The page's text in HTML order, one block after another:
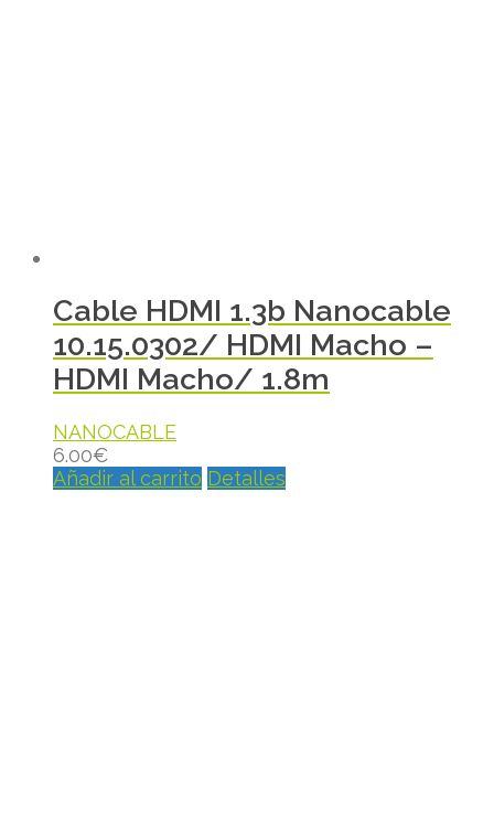
Cable HDMI 1.3b Nanocable
10.15.0302/ HDMI Macho –
HDMI Macho/ 1.8m
NANOCABLE
6.00€
Añadir al carrito Detalles